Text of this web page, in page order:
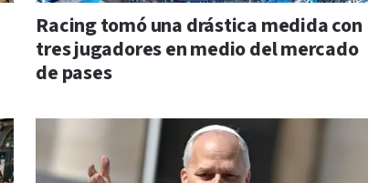
Racing tomó una drástica medida con
tres jugadores en medio del mercado
de pases